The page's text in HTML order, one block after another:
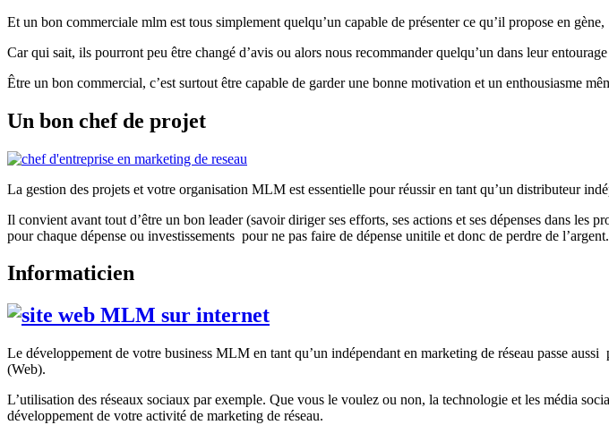
Et un bon commerciale mlm est tous simplement quelqu’un capable de présenter ce qu’il propose en
Car qui sait, ils pourront peu être changé d’avis ou alors nous recommander quelqu’un dans leur
Être un bon commercial, c’est surtout être capable de garder une bonne motivation et un enthousiasme
Un bon chef de projet
La gestion des projets et votre organisation MLM est essentielle pour réussir en tant qu’un distributeur
Il convient avant tout d’être un bon leader (savoir diriger ses efforts, ses actions et ses dépenses dans
pour chaque dépense ou investissements pour ne pas faire de dépense unitile et donc de perdre de l’argent.
Informaticien
Le développement de votre business MLM en tant qu’un indépendant en marketing de réseau passe
(Web).
L’utilisation des réseaux sociaux par exemple. Que vous le voulez ou non, la technologie et les média
développement de votre activité de marketing de réseau.